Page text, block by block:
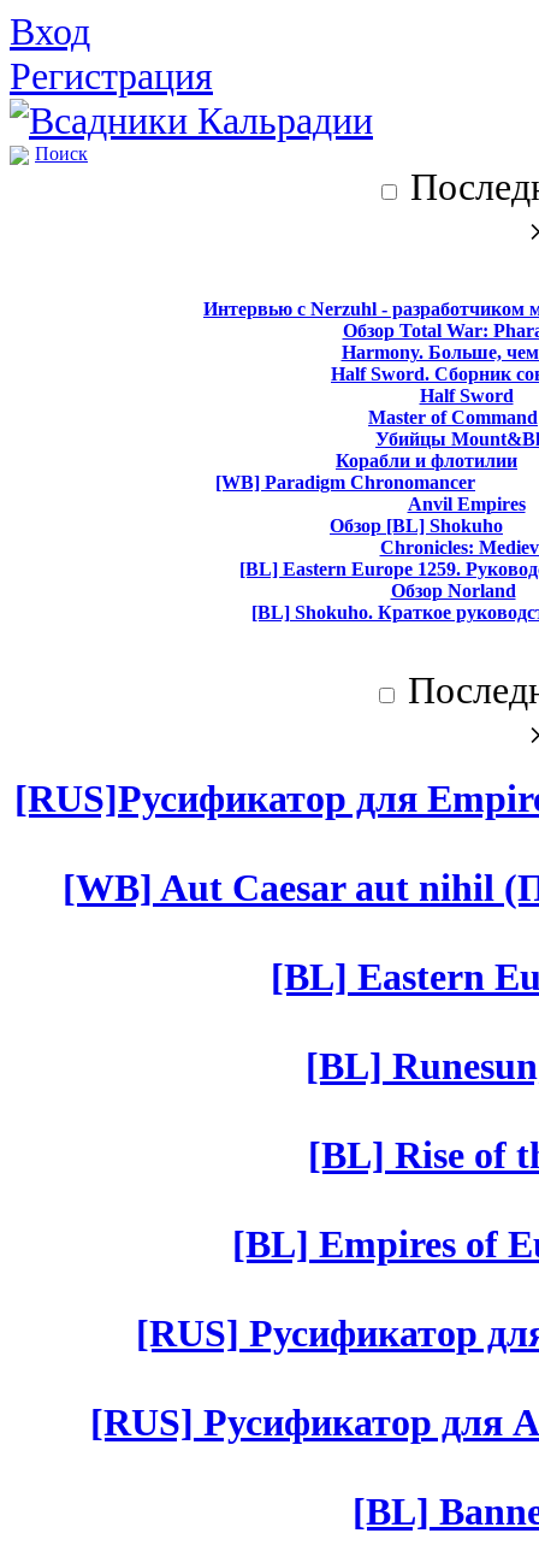
Вход
Регистрация
Поиск
Интервью с Nerzuhl - разработчиком
Обзор Total War:
Harmony. Больше,
Half Sword. Сборник
Half Sword
Master of Command
Убийцы
Корабли и флотилии
[WB] Paradigm Chronomancer
Anvil Empires
Обзор [BL] Shokuho
Chronicles:
[BL] Eastern Europe 1259.
Обзор Norland
[BL] Shokuho. Краткое
[RUS]Русификатор для
[WB] Aut Caesar aut nihil
[BL] Eastern
[BL]
[BL] Rise of
[BL] Empires of
[RUS] Русификатор
[RUS] Русификатор для
[BL]